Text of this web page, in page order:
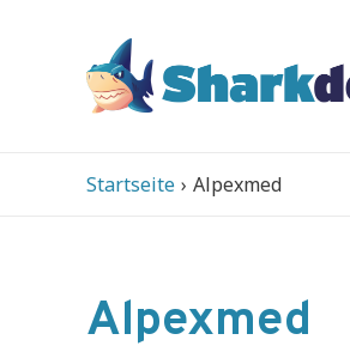
Startseite Alpexmed
Alpexmed